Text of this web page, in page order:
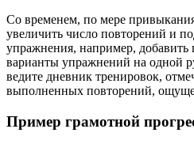
Со временем, по мере
увеличить число повторений и
упражнения, например,
варианты упражнений на одной
ведите дневник тренировок,
выполненных повторений,
Пример грамотной